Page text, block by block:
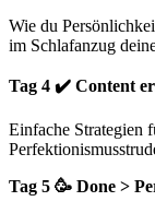
Wie du
im Schlafanzug
Tag 4 ✔️ Content
Einfache Strategien
Tag 5 🥳 Done >